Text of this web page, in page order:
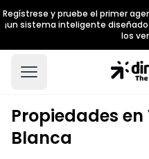
Regístrese y pruebe el primer
¡un sistema inteligente
los
Propiedades
Blanca